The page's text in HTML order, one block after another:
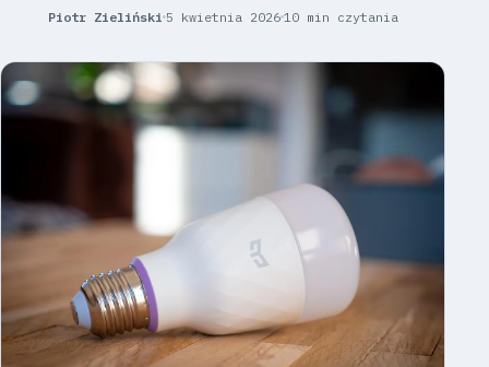
Piotr Zieliński 5 kwietnia 2026 10 min czytania